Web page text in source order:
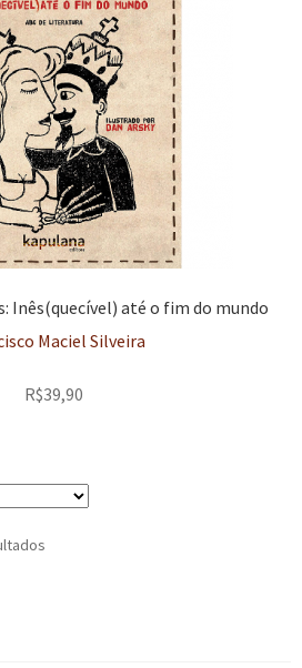
Inês(quecível) até o fim do mundo
Maciel Silveira
R$39,90